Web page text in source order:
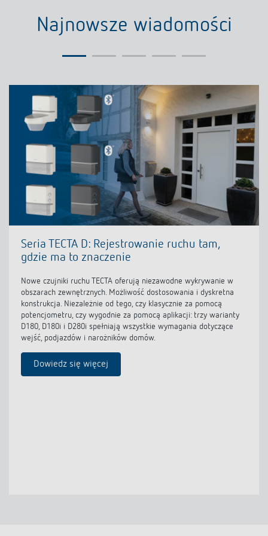
Najnowsze wiadomości
Seria TECTA D: Rejestrowanie ruchu tam,
gdzie ma to znaczenie
Nowe czujniki ruchu TECTA oferują niezawodne wykrywanie w
obszarach zewnętrznych. Możliwość dostosowania i dyskretna
konstrukcja. Niezależnie od tego, czy klasycznie za pomocą
potencjometru, czy wygodnie za pomocą aplikacji: trzy warianty
D180, D180i i D280i spełniają wszystkie wymagania dotyczące
wejść, podjazdów i narożników domów.
Dowiedz się więcej